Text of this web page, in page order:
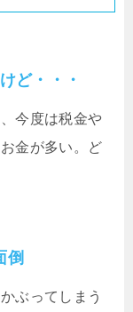
ど・・・
今度は税金や
金が多い。ど
倒
ぶってしまう